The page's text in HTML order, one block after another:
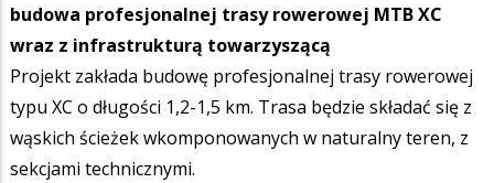
budowa profesjonalnej trasy rowerowej MTB XC
wraz z infrastrukturą towarzyszącą
Projekt zakłada budowę profesjonalnej trasy rowerowej
typu XC o długości 1,2-1,5 km. Trasa będzie składać się z
wąskich ścieżek wkomponowanych w naturalny teren, z
sekcjami technicznymi.